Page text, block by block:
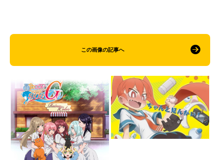
この画像の記事へ